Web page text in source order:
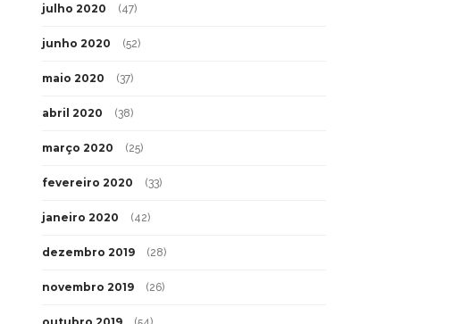
julho 2020 (47)
junho 2020 (52)
maio 2020 (37)
abril 2020 (38)
março 2020 (25)
fevereiro 2020 (33)
janeiro 2020 (42)
dezembro 2019 (28)
novembro 2019 (26)
outubro 2019